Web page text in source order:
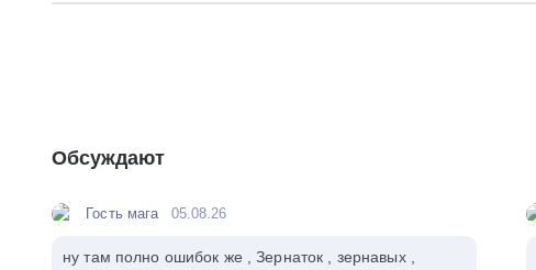
Обсуждают
Гость мага 05.08.26
ну там полно ошибок же , Зернаток , зернавых ,